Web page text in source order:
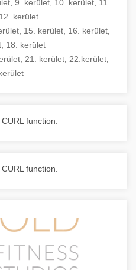
, 9. kerület, 10. kerület, 11.
12. kerület
15. kerület 16. kerület
18. kerület
21. kerület 22.kerület
function.
function.